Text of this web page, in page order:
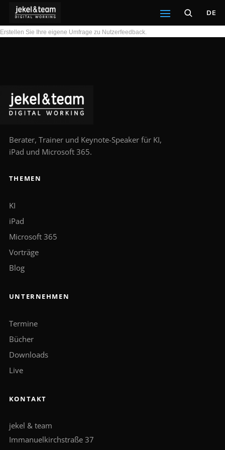
DE
Erstellen Sie Ihre eigene Umfrage zu Nutzerfeedback.
Berater, Trainer und Keynote-Speaker für KI,
iPad und Microsoft 365.
THEMEN
KI
iPad
Microsoft 365
Vorträge
Blog
UNTERNEHMEN
Termine
Bücher
Downloads
Live
KONTAKT
jekel & team
Immanuelkirchstraße 37